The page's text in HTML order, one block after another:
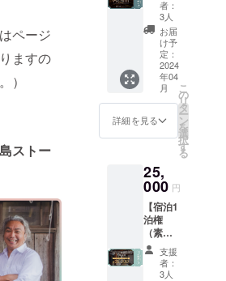
ページ
ますの
）
ストー
●空き家
地方創
生株式
会社か
らの情
報配信
2024年
4月中の
2024年
3月中に
詳細を
ご連絡
いたし
ます。
※2 メー
ルなど
で工事
ウナ体
験(貸切)
ができ
ます。
(薪料金
含む) ●
オープ
ニング
レセプ
ション
ご招待
制）※2
●空き家
地方創
生株式
会社か
らの情
報配信
2024年
者：
3人
お届
け予
定：
2024
年04
月
詳細を見る
こ
の
リ
タ
ー
ン
を
選
択
す
る
25,
000 円
【宿泊1
泊権
（素泊
ま
り）】
●河崎浪
支援
者：
3人